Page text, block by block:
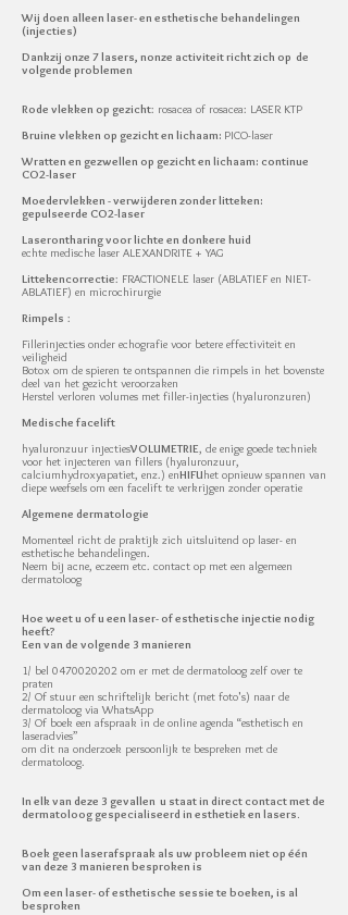
Wij doen alleen laser- en esthetische behandelingen
(injecties)
Dankzij onze 7 lasers, nonze activiteit richt zich op de
volgende problemen
Rode vlekken op gezicht: rosacea of rosacea: LASER KTP
Bruine vlekken op gezicht en lichaam: PICO-laser
Wratten en gezwellen op gezicht en lichaam: continue
CO2-laser
Moedervlekken - verwijderen zonder litteken:
gepulseerde CO2-laser
Laserontharing voor lichte en donkere huid
echte medische laser ALEXANDRITE + YAG
Littekencorrectie: FRACTIONELE laser (ABLATIEF en NIET-
ABLATIEF) en microchirurgie
Rimpels :
Fillerinjecties onder echografie voor betere effectiviteit en
veiligheid
Botox om de spieren te ontspannen die rimpels in het bovenste
deel van het gezicht veroorzaken
Herstel verloren volumes met filler-injecties (hyaluronzuren)
Medische facelift
hyaluronzuur injectiesVOLUMETRIE, de enige goede techniek
voor het injecteren van fillers (hyaluronzuur,
calciumhydroxyapatiet, enz.) enHIFUhet opnieuw spannen van
diepe weefsels om een facelift te verkrijgen zonder operatie
Algemene dermatologie
Momenteel richt de praktijk zich uitsluitend op laser- en
esthetische behandelingen.
Neem bij acne, eczeem etc. contact op met een algemeen
dermatoloog
Hoe weet u of u een laser- of esthetische injectie nodig
heeft?
Een van de volgende 3 manieren
1/ bel 0470020202 om er met de dermatoloog zelf over te
praten
2/ Of stuur een schriftelijk bericht (met foto's) naar de
dermatoloog via WhatsApp
3/ Of boek een afspraak in de online agenda “esthetisch en
laseradvies”
om dit na onderzoek persoonlijk te bespreken met de
dermatoloog.
In elk van deze 3 gevallen u staat in direct contact met de
dermatoloog gespecialiseerd in esthetiek en lasers.
Boek geen laserafspraak als uw probleem niet op één
van deze 3 manieren besproken is
Om een laser- of esthetische sessie te boeken, is al
besproken